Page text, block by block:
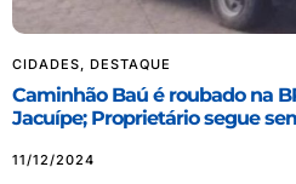
CIDADES, DESTAQUE
Caminhão Baú é roubado na
Jacuípe; Proprietário segue
11/12/2024